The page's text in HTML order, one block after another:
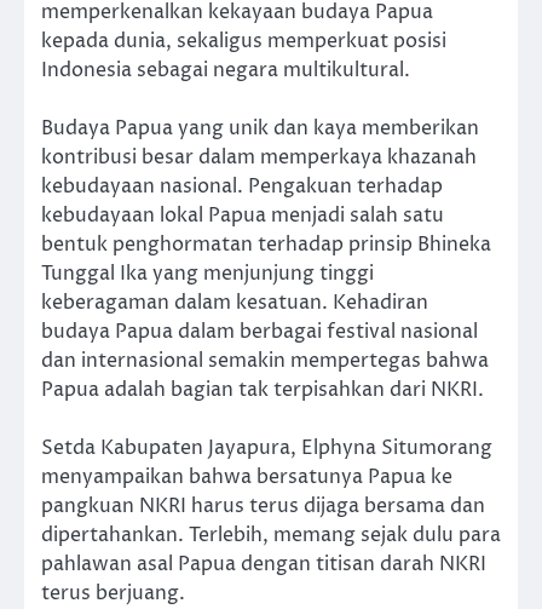
memperkenalkan kekayaan budaya Papua
kepada dunia, sekaligus memperkuat posisi
Indonesia sebagai negara multikultural.
Budaya Papua yang unik dan kaya memberikan
kontribusi besar dalam memperkaya khazanah
kebudayaan nasional. Pengakuan terhadap
kebudayaan lokal Papua menjadi salah satu
bentuk penghormatan terhadap prinsip Bhineka
Tunggal Ika yang menjunjung tinggi
keberagaman dalam kesatuan. Kehadiran
budaya Papua dalam berbagai festival nasional
dan internasional semakin mempertegas bahwa
Papua adalah bagian tak terpisahkan dari NKRI.
Setda Kabupaten Jayapura, Elphyna Situmorang
menyampaikan bahwa bersatunya Papua ke
pangkuan NKRI harus terus dijaga bersama dan
dipertahankan. Terlebih, memang sejak dulu para
pahlawan asal Papua dengan titisan darah NKRI
terus berjuang.